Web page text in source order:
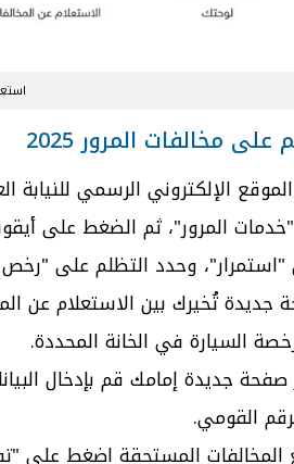
مخالفات المرور 2025
الإلكتروني الرسمي للنيابة
"خدمات المرور"، ثم الضغط على
وحدد التظلم على "رخص
تُخيرك بين الاستعلام عن
السيارة في الخانة المحددة.
جديدة إمامك قم بإدخال
القومي.
المخالفات المستحقة اضغط على